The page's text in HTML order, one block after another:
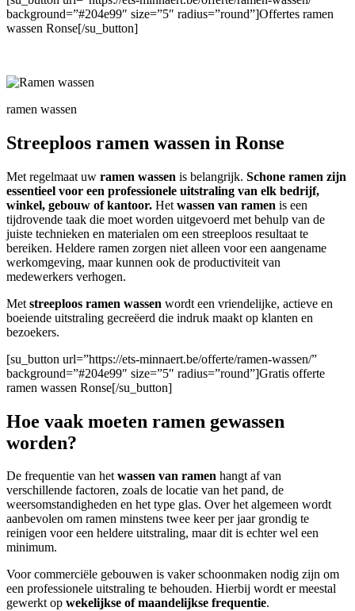
background=”#204e99″ size=”5″ radius=”round”]Offertes ramen
wassen Ronse[/su_button]
ramen wassen
Streeploos ramen wassen in Ronse
Met regelmaat uw ramen wassen is belangrijk. Schone ramen zijn
essentieel voor een professionele uitstraling van elk bedrijf,
winkel, gebouw of kantoor. Het wassen van ramen is een
tijdrovende taak die moet worden uitgevoerd met behulp van de
juiste technieken en materialen om een streeploos resultaat te
bereiken. Heldere ramen zorgen niet alleen voor een aangename
werkomgeving, maar kunnen ook de productiviteit van
medewerkers verhogen.
Met streeploos ramen wassen wordt een vriendelijke, actieve en
boeiende uitstraling gecreëerd die indruk maakt op klanten en
bezoekers.
[su_button url=”https://ets-minnaert.be/offerte/ramen-wassen/”
background=”#204e99″ size=”5″ radius=”round”]Gratis offerte
ramen wassen Ronse[/su_button]
Hoe vaak moeten ramen gewassen
worden?
De frequentie van hetwassen van ramen hangt af van
verschillende factoren, zoals de locatie van het pand, de
weersomstandigheden en het type glas. Over het algemeen wordt
aanbevolen om ramen minstens twee keer per jaar grondig te
reinigen voor een heldere uitstraling, maar dit is echter wel een
minimum.
Voor commerciële gebouwen is vaker schoonmaken nodig zijn om
een professionele uitstraling te behouden. Hierbij wordt er meestal
gewerkt op wekelijkse of maandelijkse frequentie.